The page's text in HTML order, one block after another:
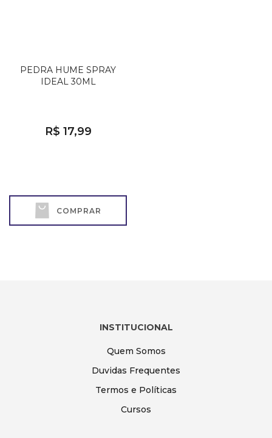
PEDRA HUME SPRAY
IDEAL 30ML
R$ 17,99
COMPRAR
INSTITUCIONAL
Quem Somos
Duvidas Frequentes
Termos e Políticas
Cursos